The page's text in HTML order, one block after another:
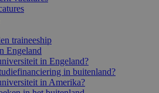
traineeship
Engeland
in Engeland?
in buitenland?
in Amerika?